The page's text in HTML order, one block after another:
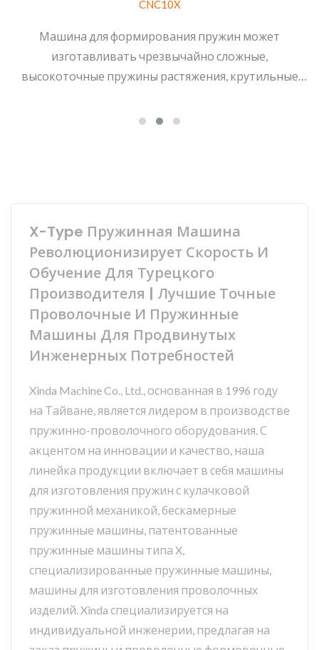
CNC10X
Машина для формирования пружин может
изготавливать чрезвычайно сложные,
высокоточные пружины растяжения, крутильные
другие пружинные изделия из проволоки.
X-Type Пружинная Машина
Революционизирует Скорость И
Обучение Для Турецкого
Производителя | Лучшие Точные
Проволочные И Пружинные
Машины Для Продвинутых
Инженерных Потребностей
Xinda Machine Co., Ltd., основанная в 1996 году
на Тайване, является лидером в производстве
пружинно-проволочного оборудования. С
акцентом на инновации и качество, наша
линейка продукции включает в себя машины
для изготовления пружин с кулачковой
пружинной механикой, бескамерные
пружинные машины, патентованные
пружинные машины типа X,
специализированные пружинные машины,
машины для изготовления проволочных
изделий. Xinda специализируется на
индивидуальной инженерии, предлагая на